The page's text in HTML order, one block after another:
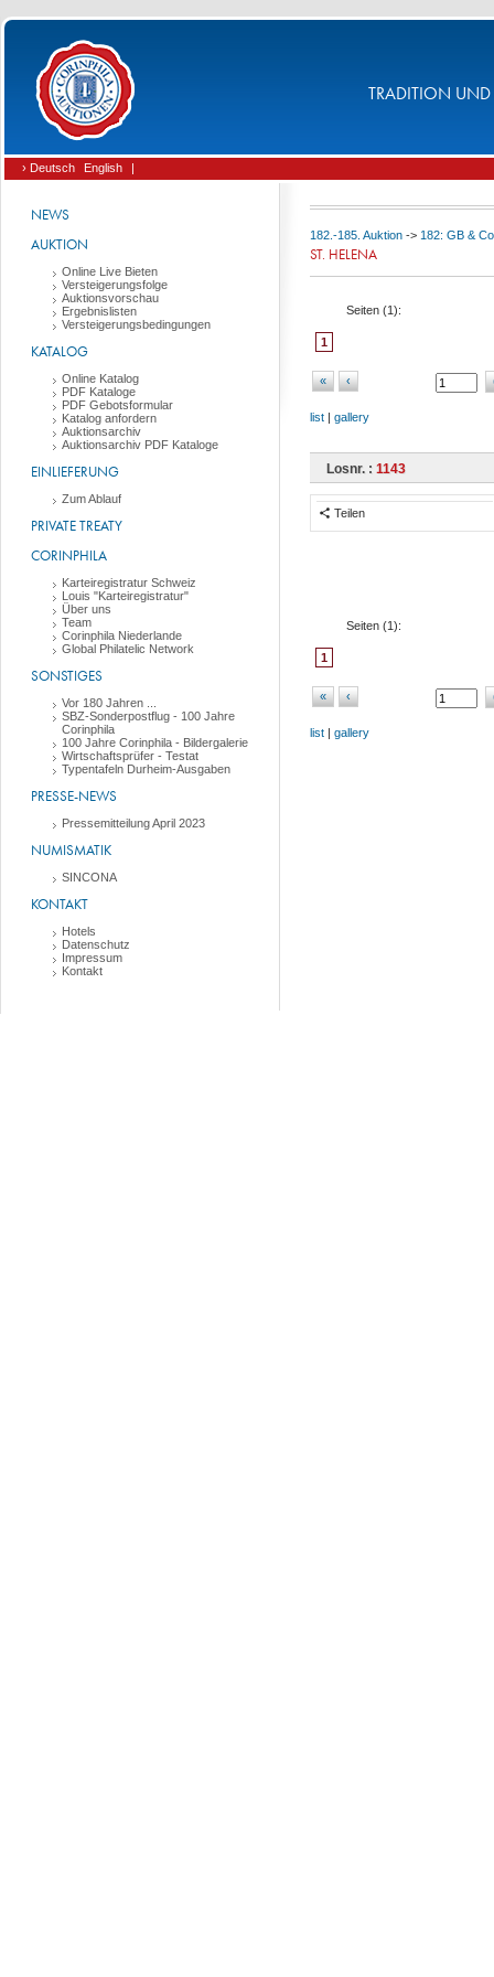
TRADITION UND
› Deutsch English |
NEWS
AUKTION
Online Live Bieten
Versteigerungsfolge
Auktionsvorschau
Ergebnislisten
Versteigerungsbedingungen
KATALOG
Online Katalog
PDF Kataloge
PDF Gebotsformular
Katalog anfordern
Auktionsarchiv
Auktionsarchiv PDF Kataloge
EINLIEFERUNG
Zum Ablauf
PRIVATE TREATY
CORINPHILA
Karteiregistratur Schweiz
Louis "Karteiregistratur"
Über uns
Team
Corinphila Niederlande
Global Philatelic Network
SONSTIGES
Vor 180 Jahren ...
SBZ-Sonderpostflug - 100 Jahre
Corinphila
100 Jahre Corinphila - Bildergalerie
Wirtschaftsprüfer - Testat
Typentafeln Durheim-Ausgaben
PRESSE-NEWS
Pressemitteilung April 2023
NUMISMATIK
SINCONA
KONTAKT
Hotels
Datenschutz
Impressum
Kontakt
182.-185. Auktion -> 182: GB &
ST. HELENA
Seiten (1):
1
« ‹
list | gallery
Losnr. : 1143
Teilen
Seiten (1):
1
« ‹
list | gallery